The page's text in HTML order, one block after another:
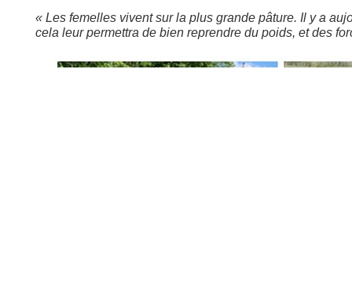
« Les femelles vivent sur la plus grande pâture. Il y a
cela leur permettra de bien reprendre du poids, et des